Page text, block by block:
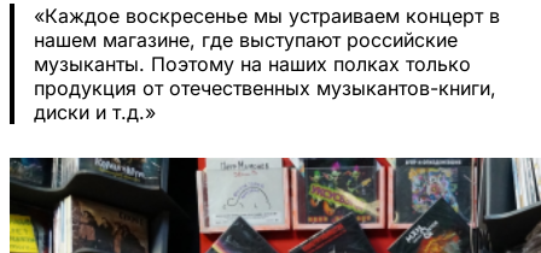
«Каждое воскресенье мы устраиваем концерт в
нашем магазине, где выступают российские
музыканты. Поэтому на наших полках только
продукция от отечественных музыкантов-книги,
диски и т.д.»